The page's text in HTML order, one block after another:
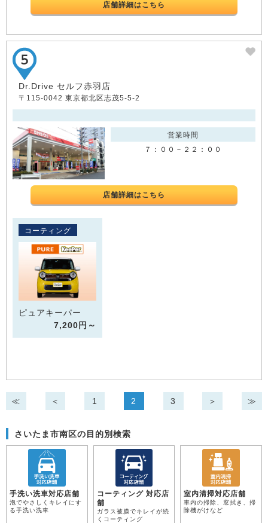
店舗詳細はこちら
Dr.Drive セルフ赤羽店
〒115-0042 東京都北区志茂5-5-2
営業時間
７：００－２２：００
店舗詳細はこちら
コーティング
ピュアキーパー
7,200円～
≪ ＜ 1 2 3 ＞ ≫
さいたま市南区の目的別検索
手洗い洗車対応店舗
泡でやさしくキレイにす
る手洗い洗車
コーティング 対応店
舗
ガラス被膜でキレイが続
くコーティング
室内清掃対応店舗
車内の掃除、窓拭き、掃
除機がけなど